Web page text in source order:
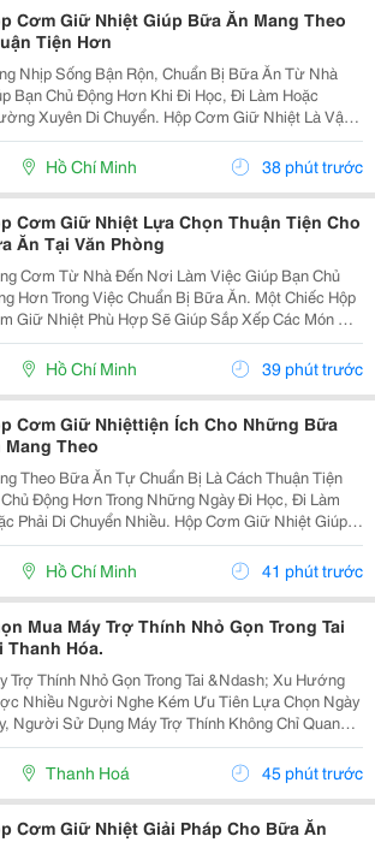
Cơm Giữ Nhiệt Giúp Bữa Ăn Mang Theo
Tiện Hơn
Nhịp Sống Bận Rộn, Chuẩn Bị Bữa Ăn Từ Nhà
Bạn Chủ Động Hơn Khi Đi Học, Đi Làm Hoặc
Xuyên Di Chuyển. Hộp Cơm Giữ Nhiệt Là Vật
Hữu Ích Để Sắp Xếp Cơm Và Thức Ăn Gọn Gàng,
Tiện Mang Theo Trong Ngày. Lựa Chọn Hộp Theo
Hồ Chí Minh 38 phút trước
Cơm Giữ Nhiệt Lựa Chọn Thuận Tiện Cho
Ăn Tại Văn Phòng
Cơm Từ Nhà Đến Nơi Làm Việc Giúp Bạn Chủ
Hơn Trong Việc Chuẩn Bị Bữa Ăn. Một Chiếc Hộp
Giữ Nhiệt Phù Hợp Sẽ Giúp Sắp Xếp Các Món Ăn
Gàng, Dễ Mang Theo Và Thuận Tiện Sử Dụng
Thời Gian Nghỉ Trưa. Chọn Hộp Có Cấu Tạo Phù
Hồ Chí Minh 39 phút trước
Cơm Giữ Nhiệttiện Ích Cho Những Bữa
Mang Theo
Theo Bữa Ăn Tự Chuẩn Bị Là Cách Thuận Tiện
Động Hơn Trong Những Ngày Đi Học, Đi Làm
Phải Di Chuyển Nhiều. Hộp Cơm Giữ Nhiệt Giúp
Món Ăn Được Sắp Xếp Ngăn Nắp, Dễ Mang Theo
Phù Hợp Với Nhiều Lịch Trình Khác Nhau. Chọn
Hồ Chí Minh 41 phút trước
Mua Máy Trợ Thính Nhỏ Gọn Trong Tai
Thanh Hóa.
Trợ Thính Nhỏ Gọn Trong Tai &Ndash; Xu Hướng
Nhiều Người Nghe Kém Ưu Tiên Lựa Chọn Ngày
Người Sử Dụng Máy Trợ Thính Không Chỉ Quan
Đến Nghe Rõ, Mà Còn Mong Muốn Một Thiết Bị
Gọn, Thẩm Mỹ, Dễ Sử Dụng Và Thoải Mái Khi Đeo.
Thanh Hoá 45 phút trước
Cơm Giữ Nhiệt Giải Pháp Cho Bữa Ăn